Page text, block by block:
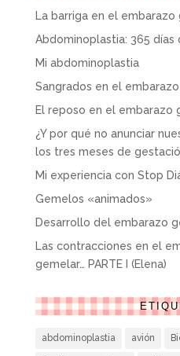
La barriga en el embarazo
Abdominoplastia: 365 días
Mi abdominoplastia
Sangrados en el embarazo
El reposo en el embarazo
¿Y por qué no anunciar
los tres meses de
Mi experiencia con Stop
Gemelos «animados»
Desarrollo del embarazo
Las contracciones en el
gemelar… PARTE I (Elena)
abdominoplastia avión